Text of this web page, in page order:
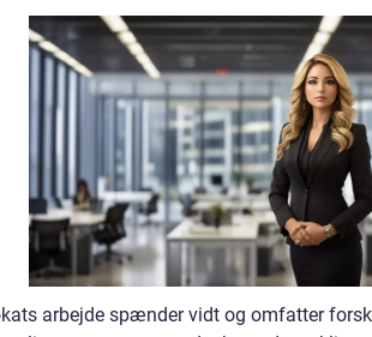
arbejde spænder vidt og omfatter